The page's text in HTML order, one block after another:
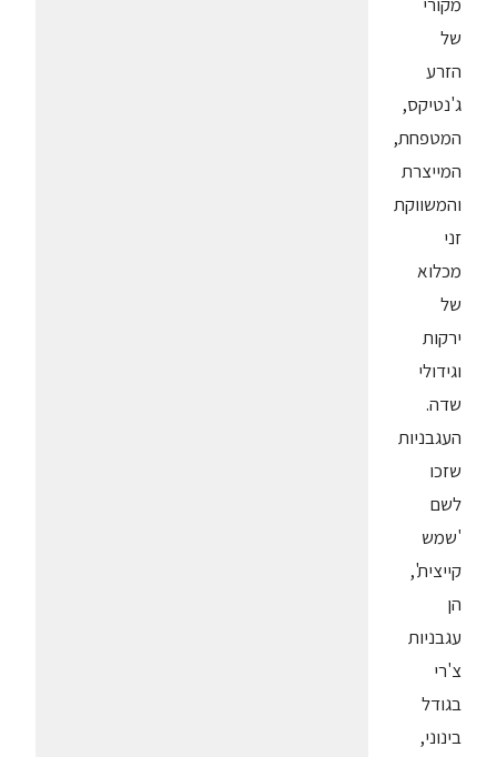
של
הזרע
ג'נטיקס,
המטפחת,
המייצרת
והמשווקת
זני
מכלוא
של
ירקות
וגידולי
שדה.
העגבניות
שזכו
לשם
'שמש
קייצית',
הן
עגבניות
צ'רי
בגודל
בינוני,